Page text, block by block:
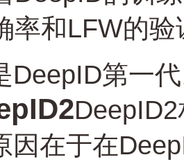
率和LFW的
DeepID第一
因在于在